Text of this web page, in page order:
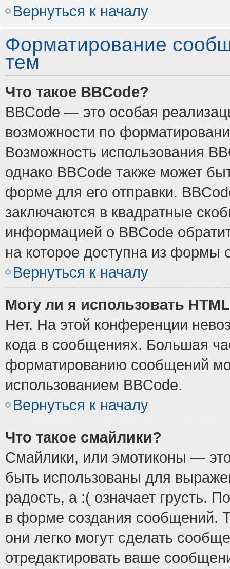
Вернуться к началу
Форматирование
тем
Что такое BBCode?
BBCode — это особая
возможности по
Возможность использования
однако BBCode также может
форме для его отправки.
заключаются в квадратные
информацией о BBCode
на которое доступна из формы
Вернуться к началу
Могу ли я использовать
Нет. На этой конференции
кода в сообщениях. Большая
форматированию сообщений
использованием BBCode.
Вернуться к началу
Что такое смайлики?
Смайлики, или эмотиконы —
быть использованы для
радость, а :( означает грусть.
в форме создания сообщений.
они легко могут сделать
отредактировать ваше